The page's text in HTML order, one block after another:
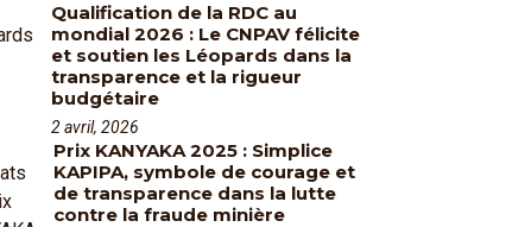
Qualification de la RDC au
mondial 2026 : Le CNPAV félicite
et soutien les Léopards dans la
transparence et la rigueur
budgétaire
2 avril, 2026
Prix KANYAKA 2025 : Simplice
KAPIPA, symbole de courage et
de transparence dans la lutte
contre la fraude minière